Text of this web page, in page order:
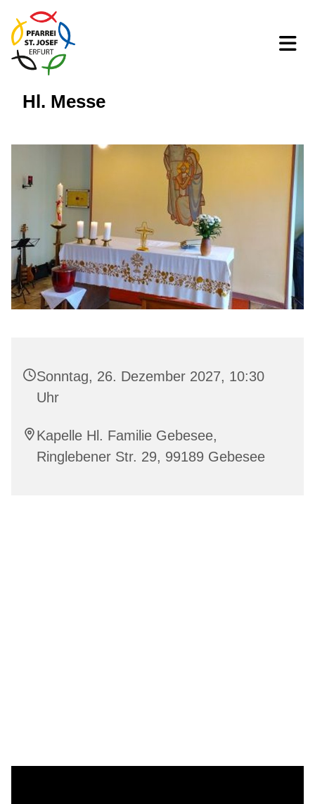
Hl. Messe
Sonntag, 26. Dezember 2027, 10:30
Uhr
Kapelle Hl. Familie Gebesee,
Ringlebener Str. 29, 99189 Gebesee